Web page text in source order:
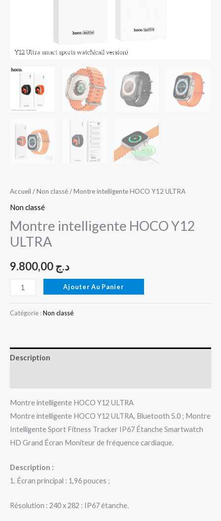
Accueil /Non classé/ Montre intelligente HOCO Y12 ULTRA
Non classé
Montre intelligente HOCO Y12
ULTRA
د.ج
Ajouter Au Panier
Catégorie :Non classé
Description
Montre intelligente HOCO Y12 ULTRA
Montre intelligente HOCO Y12 ULTRA, Bluetooth 5.0 ; Montre
Intelligente Sport Fitness Tracker IP67 Étanche Smartwatch
HD Grand Écran Moniteur de fréquence cardiaque.
Description :
1. Écran principal : 1,96 pouces ;
Résolution : 240 x 282 : IP67 étanche.